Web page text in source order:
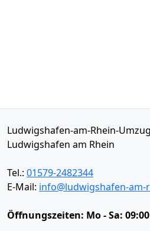
Ludwigshafen-am-Rhein-
Ludwigshafen am Rhein
Tel.: 01579-2482344
E-Mail: info@ludwigshafen-
Öffnungszeiten: Mo - Sa: